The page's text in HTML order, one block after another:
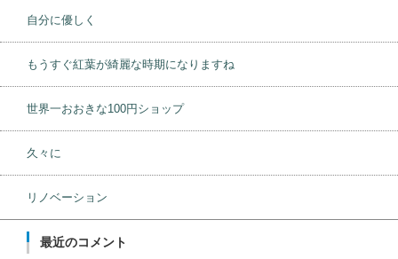
自分に優しく
もうすぐ紅葉が綺麗な時期になりますね
世界一おおきな100円ショップ
久々に
リノベーション
最近のコメント